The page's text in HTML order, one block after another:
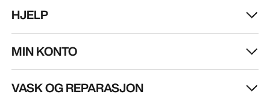
HJELP
MIN KONTO
VASK OG REPARASJON